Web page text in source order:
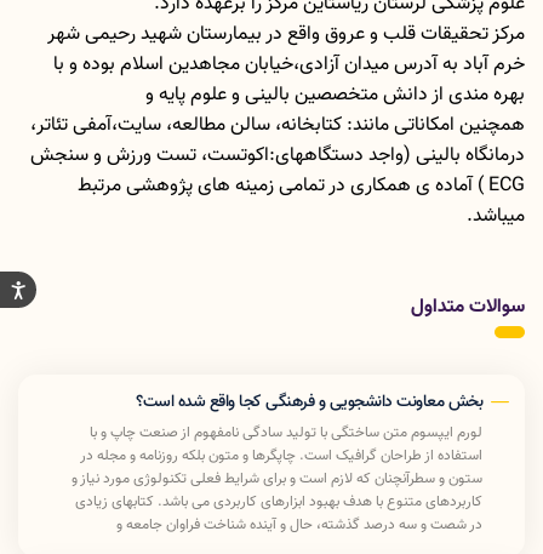
مرکز تحقیقات قلب و عروق واقع در بیمارستان شهید رحیمی شهر
خرم آباد به آدرس میدان آزادی،خیابان مجاهدین اسلام بوده و با
بهره مندی از دانش متخصصین بالینی و علوم پایه و
همچنین امکاناتی مانند: کتابخانه، سالن مطالعه، سایت،آمفی تئاتر،
درمانگاه بالینی (واجد دستگاههای:اکوتست، تست ورزش و سنجش
ECG ) آماده ی همکاری در تمامی زمینه های پژوهشی مرتبط
میباشد.
سوالات متداول
بخش معاونت دانشجویی و فرهنگی کجا واقع شده است؟
لورم ایپسوم متن ساختگی با تولید سادگی نامفهوم از صنعت چاپ و با
استفاده از طراحان گرافیک است. چاپگرها و متون بلکه روزنامه و مجله در
ستون و سطرآنچنان که لازم است و برای شرایط فعلی تکنولوژی مورد نیاز و
کاربردهای متنوع با هدف بهبود ابزارهای کاربردی می باشد. کتابهای زیادی
در شصت و سه درصد گذشته، حال و آینده شناخت فراوان جامعه و